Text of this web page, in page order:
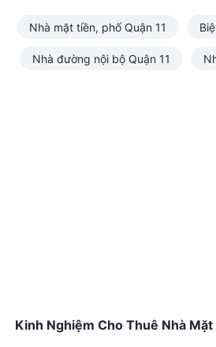
Nhà mặt tiền, phố Quận 11
Nhà đường nội bộ Quận 11
Kinh Nghiệm Cho Thuê Nhà Mặt